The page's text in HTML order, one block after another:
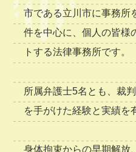
市である立川市に事務所
件を中心に、個人の皆様
トする法律事務所です。
所属弁護士5名とも、裁
を手がけた経験と実績を
身体拘束からの早期解放